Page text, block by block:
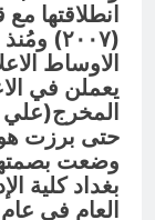
انطلاقتها
(٢٠٠٧)
الاوساط
يعملن في
حتى برزت
وضعت
بغداد كلية